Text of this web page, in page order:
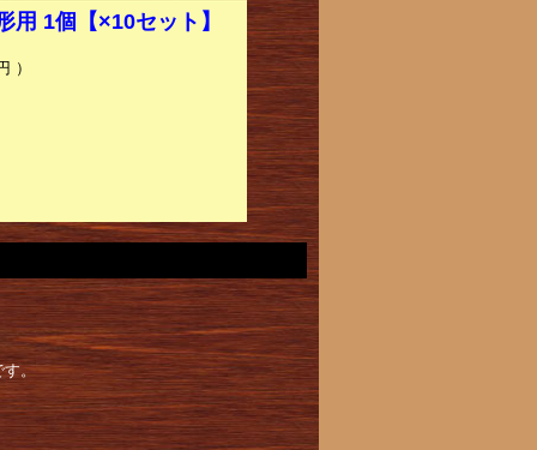
1個【×10セット】
）
す。